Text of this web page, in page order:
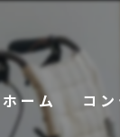
ホーム コ